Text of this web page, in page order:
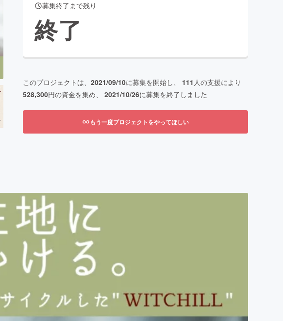
募集終了まで残り
終了
このプロジェクトは、 2021/09/10に募集を開始し、 111 人の支援により
528,300円の資金を集め、 2021/10/26に募集を終了しました
もう一度プロジェクトをやってほしい